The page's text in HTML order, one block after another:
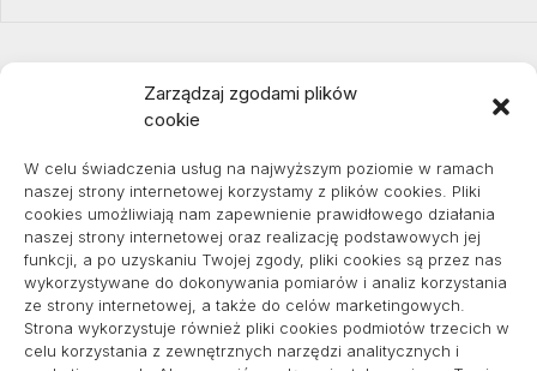
Zarządzaj zgodami plików
cookie
W celu świadczenia usług na najwyższym poziomie w ramach
naszej strony internetowej korzystamy z plików cookies. Pliki
cookies umożliwiają nam zapewnienie prawidłowego działania
naszej strony internetowej oraz realizację podstawowych jej
funkcji, a po uzyskaniu Twojej zgody, pliki cookies są przez nas
wykorzystywane do dokonywania pomiarów i analiz korzystania
ze strony internetowej, a także do celów marketingowych.
Strona wykorzystuje również pliki cookies podmiotów trzecich w
celu korzystania z zewnętrznych narzędzi analitycznych i
pozycjonowanie lokalne
Informacje